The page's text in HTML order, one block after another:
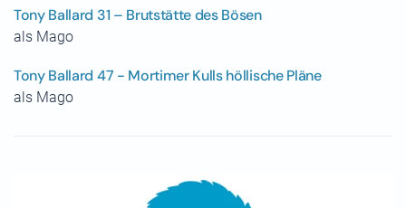
Tony Ballard 31 – Brutstätte des Bösen
als Mago
Tony Ballard 47 - Mortimer Kulls höllische Pläne
als Mago